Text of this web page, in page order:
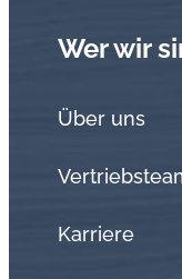
Wer wir
Über uns
Karriere